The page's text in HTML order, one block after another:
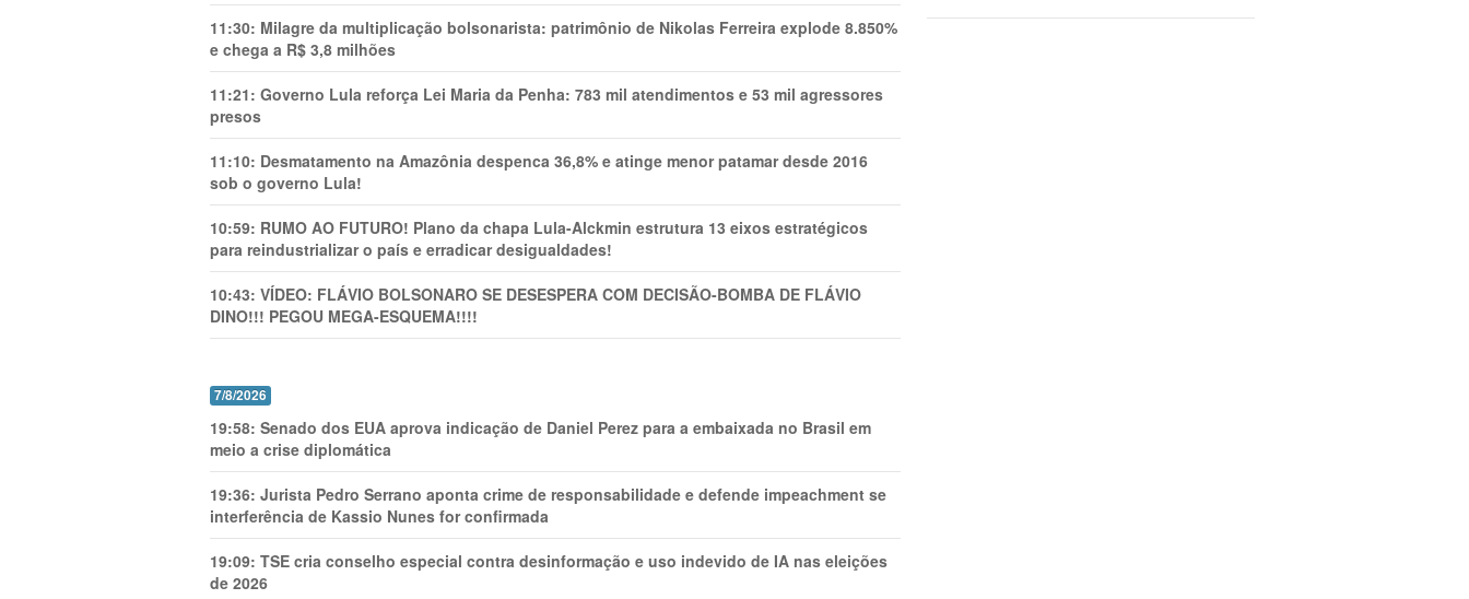
11:30: Milagre da multiplicação bolsonarista: patrimônio de Nikolas Ferreira explode 8.850%
e chega a R$ 3,8 milhões
11:21: Governo Lula reforça Lei Maria da Penha: 783 mil atendimentos e 53 mil agressores
presos
11:10: Desmatamento na Amazônia despenca 36,8% e atinge menor patamar desde 2016
sob o governo Lula!
10:59: RUMO AO FUTURO! Plano da chapa Lula-Alckmin estrutura 13 eixos estratégicos
para reindustrializar o país e erradicar desigualdades!
10:43: VÍDEO: FLÁVIO BOLSONARO SE DESESPERA COM DECISÃO-BOMBA DE FLÁVIO
DINO!!! PEGOU MEGA-ESQUEMA!!!!
7/8/2026
19:58: Senado dos EUA aprova indicação de Daniel Perez para a embaixada no Brasil em
meio a crise diplomática
19:36: Jurista Pedro Serrano aponta crime de responsabilidade e defende impeachment se
interferência de Kassio Nunes for confirmada
19:09: TSE cria conselho especial contra desinformação e uso indevido de IA nas eleições
de 2026